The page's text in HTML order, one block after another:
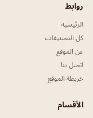
روابط
الرئيسية
كل التصنيفات
عن الموقع
اتصل بنا
خريطة الموقع
الأقسام